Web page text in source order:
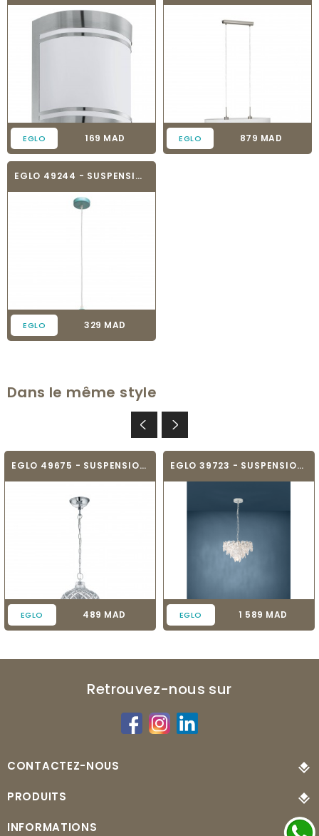
EGLO Prix
169 MAD EGLO Prix
879 MAD
EGLO 49244 - SUSPENSION - AUCKLAND
EGLO Prix
329 MAD
Dans le même style
EGLO 49675 - SUSPENSION - SALTASH
EGLO Prix
489 MAD
EGLO 39723 - SUSPENSION - CARVARIO
EGLO Prix
1 589 MAD
Retrouvez-nous sur
CONTACTEZ-NOUS
PRODUITS
INFORMATIONS